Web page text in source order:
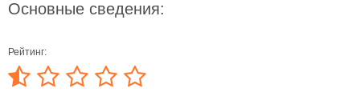
Основные сведения:
Рейтинг: